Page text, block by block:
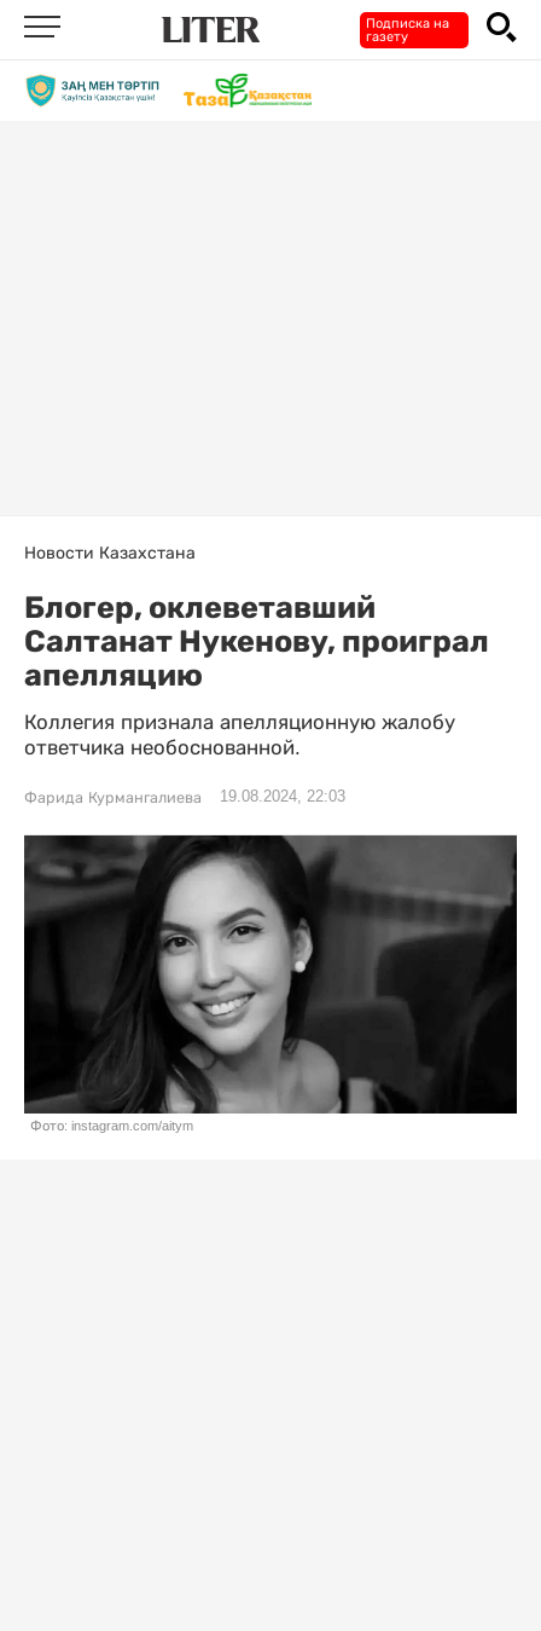
Подписка на
газету
Новости Казахстана
Блогер, оклеветавший
Салтанат Нукенову, проиграл
апелляцию
Коллегия признала апелляционную жалобу
ответчика необоснованной.
Фарида Курмангалиева 19.08.2024, 22:03
Фото: instagram.com/aitym